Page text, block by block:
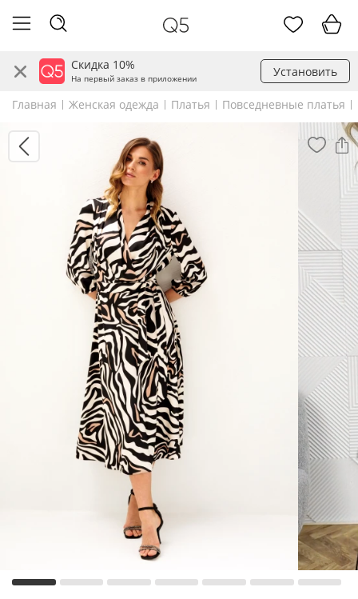
Скидка 10%
На первый заказ в приложении Установить
Главная Женская одежда Платья Повседневные платья